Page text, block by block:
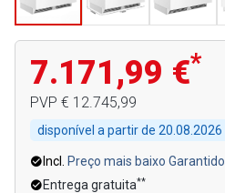
7.171,99 €*
PVP € 12.745,99
disponível a partir de 20.08.2026
Incl.
Preço mais baixo Garantido
Entrega gratuita**